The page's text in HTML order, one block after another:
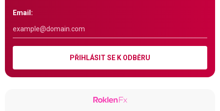
Email:
PŘIHLÁSIT SE K ODBĚRU